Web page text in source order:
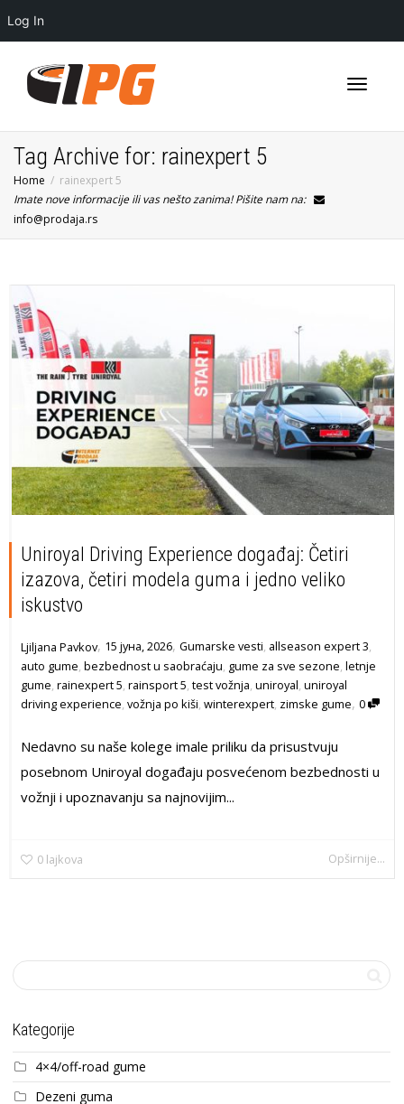
Log In
Tag Archive for: rainexpert 5
Home
rainexpert 5
Imate nove informacije ili vas nešto zanima! Pišite nam na:
info@prodaja.rs
Uniroyal Driving Experience događaj: Četiri
izazova, četiri modela guma i jedno veliko
iskustvo
Ljiljana Pavkov, 15 јуна, 2026, Gumarske vesti, allseason expert 3,
auto gume, bezbednost u saobraćaju, gume za sve sezone, letnje
gume, rainexpert 5, rainsport 5, test vožnja, uniroyal, uniroyal
driving experience, vožnja po kiši, winterexpert, zimske gume, 0
Nedavno su naše kolege imale priliku da prisustvuju
posebnom Uniroyal događaju posvećenom bezbednosti u
vožnji i upoznavanju sa najnovijim...
0 lajkova Opširnije...
Kategorije
4×4/off-road gume
Dezeni guma